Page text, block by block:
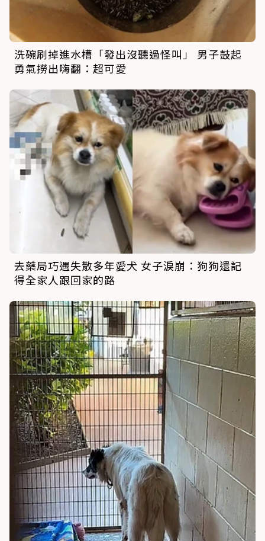
洗碗刷掉進水槽「發出沒聽過怪叫」 男子鼓起
勇氣撈出嗨翻：超可愛
去藥局巧遇失散多年愛犬 女子淚崩：狗狗還記
得全家人跟回家的路